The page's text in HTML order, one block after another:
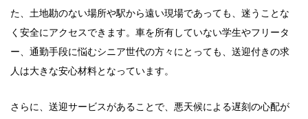
た、土地勘のない場所や駅から遠い現場であっても、迷うことな
く安全にアクセスできます。車を所有していない学生やフリータ
ー、通勤手段に悩むシニア世代の方々にとっても、送迎付きの求
人は大きな安心材料となっています。
さらに、送迎サービスがあることで、悪天候による遅刻の心配が